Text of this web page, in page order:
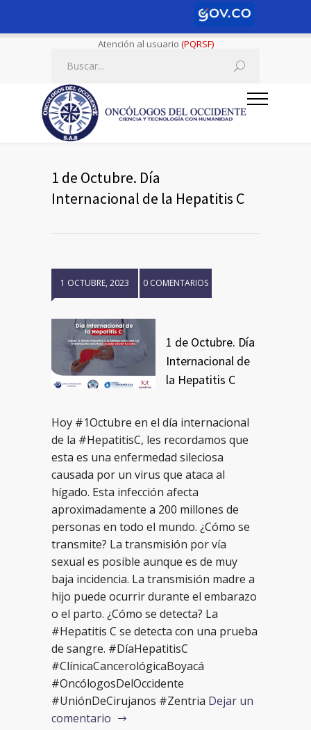
Atención al usuario (PQRSF)
1 de Octubre. Día
Internacional de la Hepatitis C
1 OCTUBRE, 2023 0 COMENTARIOS
1 de Octubre. Día
Internacional de
la Hepatitis C
Hoy #1Octubre en el día internacional
de la #HepatitisC, les recordamos que
esta es una enfermedad sileciosa
causada por un virus que ataca al
hígado. Esta infección afecta
aproximadamente a 200 millones de
personas en todo el mundo. ¿Cómo se
transmite? La transmisión por vía
sexual es posible aunque es de muy
baja incidencia. La transmisión madre a
hijo puede ocurrir durante el embarazo
o el parto. ¿Cómo se detecta? La
#Hepatitis C se detecta con una prueba
de sangre. #DíaHepatitisC
#ClínicaCancerológicaBoyacá
#OncólogosDelOccidente
#UniónDeCirujanos #Zentria Dejar un
comentario